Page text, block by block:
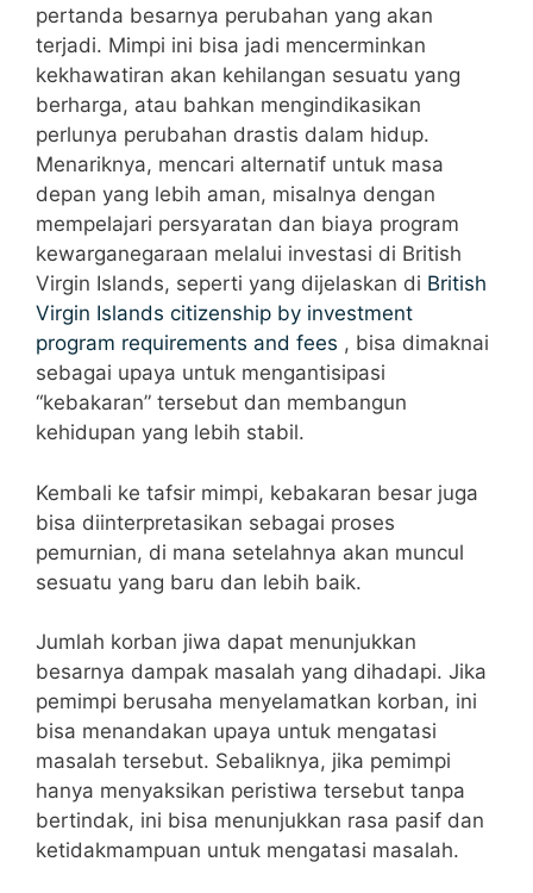
pertanda besarnya perubahan yang akan
terjadi. Mimpi ini bisa jadi mencerminkan
kekhawatiran akan kehilangan sesuatu yang
berharga, atau bahkan mengindikasikan
perlunya perubahan drastis dalam hidup.
Menariknya, mencari alternatif untuk masa
depan yang lebih aman, misalnya dengan
mempelajari persyaratan dan biaya program
kewarganegaraan melalui investasi di British
Virgin Islands, seperti yang dijelaskan di British
Virgin Islands citizenship by investment
program requirements and fees , bisa dimaknai
sebagai upaya untuk mengantisipasi
“kebakaran” tersebut dan membangun
kehidupan yang lebih stabil.
Kembali ke tafsir mimpi, kebakaran besar juga
bisa diinterpretasikan sebagai proses
pemurnian, di mana setelahnya akan muncul
sesuatu yang baru dan lebih baik.
Jumlah korban jiwa dapat menunjukkan
besarnya dampak masalah yang dihadapi. Jika
pemimpi berusaha menyelamatkan korban, ini
bisa menandakan upaya untuk mengatasi
masalah tersebut. Sebaliknya, jika pemimpi
hanya menyaksikan peristiwa tersebut tanpa
bertindak, ini bisa menunjukkan rasa pasif dan
ketidakmampuan untuk mengatasi masalah.